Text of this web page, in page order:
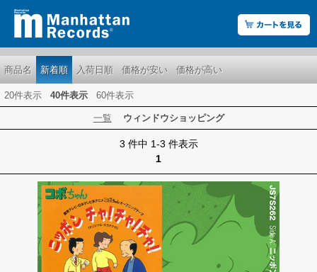
商品名 新着順 入荷日順 価格が安い 価格が高い
20件表示 40件表示 60件表示
一覧 ウィンドウショッピング
3 件中 1-3 件表示
1